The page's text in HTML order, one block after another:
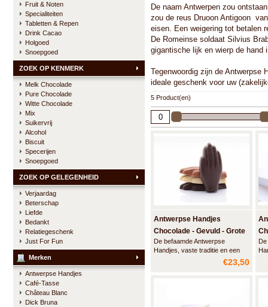
Fruit & Noten
Specialiteiten
Tabletten & Repen
Drink Cacao
Holgoed
Snoepgoed
ZOEK OP KENMERK
Melk Chocolade
Pure Chocolade
Witte Chocolade
Mix
Suikervrij
Alcohol
Biscuit
Specerijen
Snoepgoed
ZOEK OP GELEGENHEID
Verjaardag
Beterschap
Liefde
Bedankt
Relatiegeschenk
Just For Fun
Merken
Antwerpse Handjes
Café-Tasse
Château Blanc
Dick Bruna
De naam Antwerpen zou
zou de reus Druoon Antigoon
eisen. Een weigering tot betalen
De Romeinse soldaat Silvius
gigantische lijk en wierp de hand
Tegenwoordig zijn de Antwerpse
ideale geschenk voor uw
5 Product(en)
Antwerpse Handjes
Chocolade - Gevuld - Grote
doos
De befaamde Antwerpse
Handjes, vaste traditie en een
Antwerps kwaliteitsproduct.
Deze grote luxe doos bevat 24
d'Anvers en een smeuïge
€23,50